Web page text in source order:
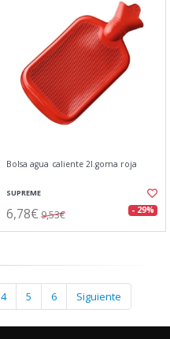
Bolsa agua caliente 2l.goma roja
SUPREME
6,78€ 9,53€ - 29%
4 5 6 Siguiente